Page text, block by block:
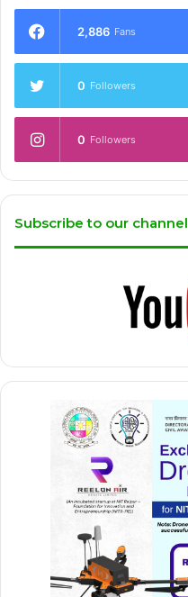
2,886 Fans
0 Followers
0 Followers
Subscribe to our channel